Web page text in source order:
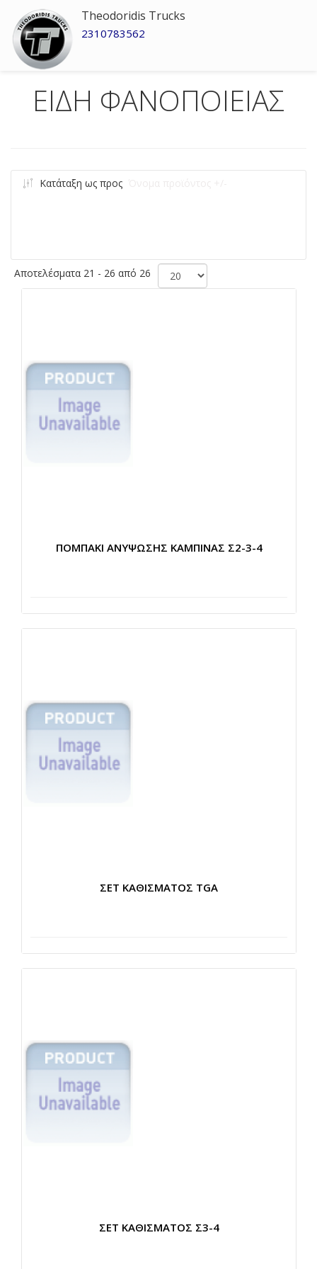
Theodoridis Trucks
2310783562
ΕΙΔΗ ΦΑΝΟΠΟΙΕΙΑΣ
Κατάταξη ως προς
Αποτελέσματα 21 - 26 από 26
ΠΟΜΠΑΚΙ ΑΝΥΨΩΣΗΣ ΚΑΜΠΙΝΑΣ Σ2-3-4
ΣΕΤ ΚΑΘΙΣΜΑΤΟΣ TGA
ΣΕΤ ΚΑΘΙΣΜΑΤΟΣ Σ3-4